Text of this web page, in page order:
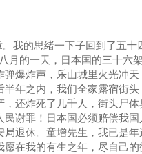
的思绪一下子回到了五十
月的一天，日本国的三十六
爆炸声，乐山城里火光冲
年之内，我们全家露宿街
还炸死了几千人，街头尸
谢罪！日本国必须赔偿我国
休。童增先生，我已是年
在我的有生之年，尽自己